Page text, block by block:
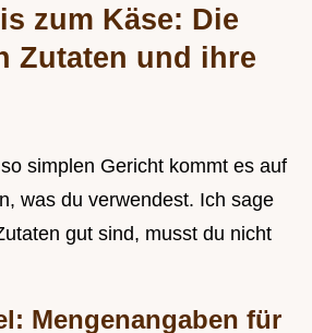
zum Käse: Die
Zutaten und ihre
simplen Gericht kommt es auf
was du verwendest. Ich sage
gut sind, musst du nicht
Mengenangaben für